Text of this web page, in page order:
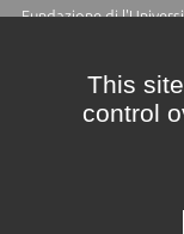
Fundazione di
This
control